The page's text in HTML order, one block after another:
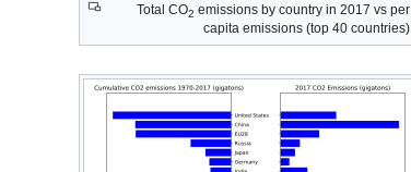
Total CO2 emissions by country in 2017 vs per
capita emissions (top 40 countries)